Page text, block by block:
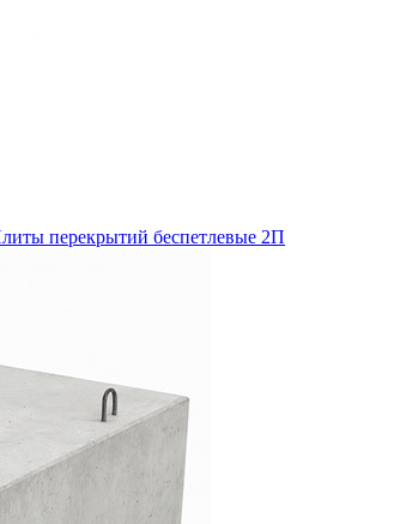
перекрытий беспетлевые 2П